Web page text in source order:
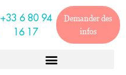
+33 6 80 94
16 17
Demander des
infos